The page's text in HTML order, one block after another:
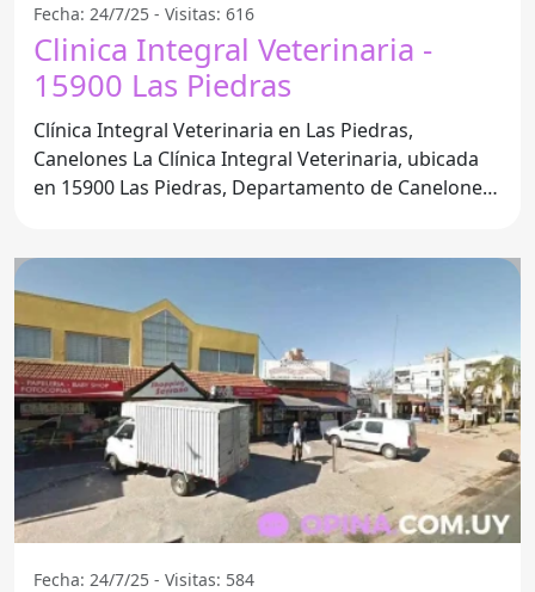
Fecha: 24/7/25 - Visitas: 616
Clinica Integral Veterinaria -
15900 Las Piedras
Clínica Integral Veterinaria en Las Piedras,
Canelones La Clínica Integral Veterinaria, ubicada
en 15900 Las Piedras, Departamento de Canelones,
Fecha: 24/7/25 - Visitas: 584